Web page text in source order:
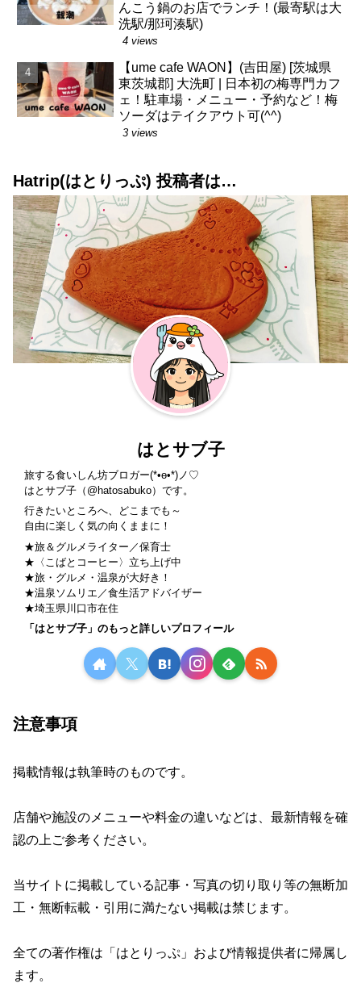
んこう鍋のお店でランチ！(最寄駅は大
洗駅/那珂湊駅)
4 views
【ume cafe WAON】(吉田屋) [茨城県
東茨城郡] 大洗町 | 日本初の梅専門カフ
ェ！駐車場・メニュー・予約など！梅
ソーダはテイクアウト可(^^)
3 views
Hatrip(はとりっぷ) 投稿者は…
はとサブ子
旅する食いしん坊ブロガー(*•ө•*)ノ♡
はとサブ子（ @hatosabuko）です。
行きたいところへ、どこまでも～
自由に楽しく気の向くままに！
★旅＆グルメライター／保育士
★〈 こばとコーヒー 〉立ち上げ中
★旅・グルメ・温泉が大好き！
★温泉ソムリエ／食生活アドバイザー
★埼玉県川口市在住
「はとサブ子」のもっと詳しいプロフィール
注意事項
掲載情報は執筆時のものです。
店舗や施設のメニューや料金の違いなどは、最新情報を確
認の上ご参考ください。
当サイトに掲載している記事・写真の切り取り等の無断加
工・無断転載・引用に満たない掲載は禁じます。
全ての著作権は「はとりっぷ」および情報提供者に帰属し
ます。